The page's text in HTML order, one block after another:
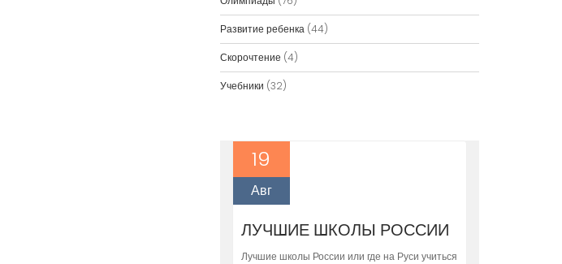
Развитие ребенка(44)
Скорочтение (4)
Учебники (32)
19
Авг
ЛУЧШИЕ ШКОЛЫ РОССИИ
Лучшие школы России или где на Руси учиться